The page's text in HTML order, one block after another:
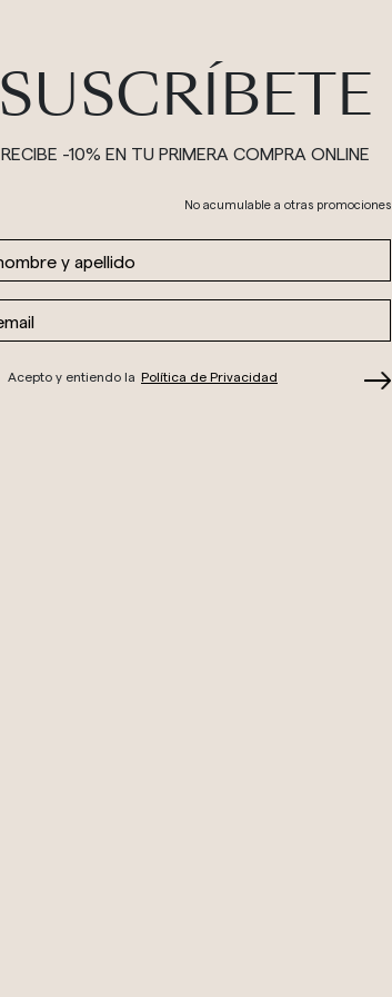
SUSCRÍBETE
RECIBE -10% EN TU PRIMERA COMPRA ONLINE
No acumulable a otras promociones
Acepto y entiendo la Política de Privacidad